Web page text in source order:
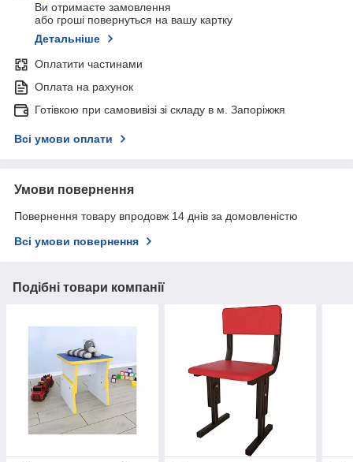
Ви отримаєте замовлення
або гроші повернуться на вашу картку
Детальніше
Оплатити частинами
Оплата на рахунок
Готівкою при самовивізі зі складу в м. Запоріжжя
Всі умови оплати
Умови повернення
Повернення товару впродовж 14 днів за домовленістю
Всі умови повернення
Подібні товари компанії